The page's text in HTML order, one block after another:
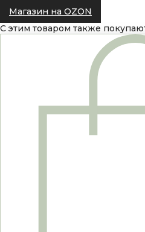
Магазин на OZON
C этим товаром также